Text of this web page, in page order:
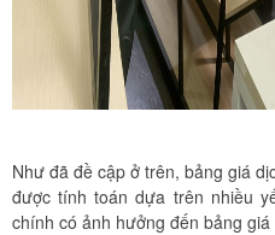
Như đã đề cập ở trên, bảng giá
được tính toán dựa trên nhiều
chính có ảnh hưởng đến bảng giá